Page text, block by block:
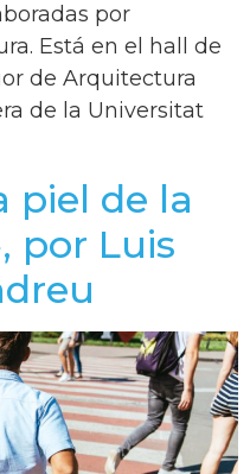
por
Está en el hall de
de Arquitectura
de la Universitat
piel de la
por Luis